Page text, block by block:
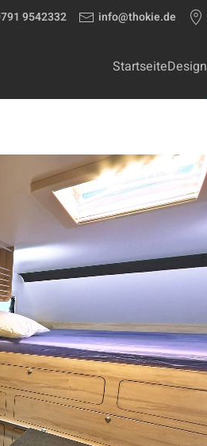
9542332 info@thokie.de
StartseiteDesign